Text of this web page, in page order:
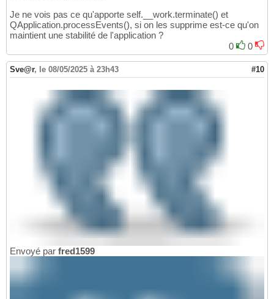
Je ne vois pas ce qu'apporte self.__work.terminate() et
QApplication.processEvents(), si on les supprime est-ce qu'on
maintient une stabilité de l'application ?
0
0
Sve@r, le 08/05/2025 à 23h43 #10
Envoyé par fred1599